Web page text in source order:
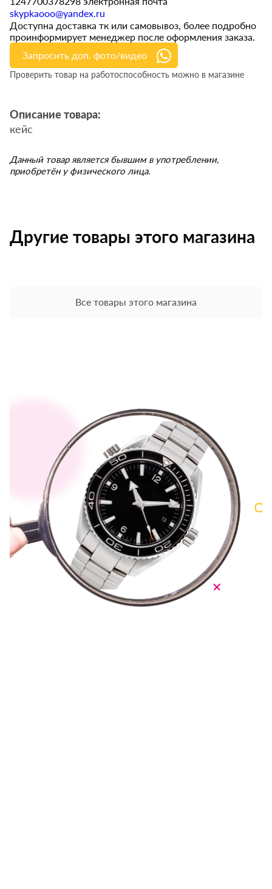
skypkaooo@yandex.ru
Доступна доставка тк или самовывоз, более подробно
проинформирует менеджер после оформления заказа.
Запросить доп. фото/видео
Проверить товар на работоспособность можно в магазине
Описание товара:
кейс
Данный товар является бывшим в употреблении,
приобретён у физического лица.
Другие товары этого магазина
Все товары этого магазина